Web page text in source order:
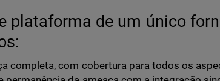
plataforma de um único
completa, com cobertura para todos os